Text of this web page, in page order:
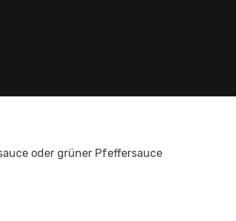
oder grüner Pfeffersauce